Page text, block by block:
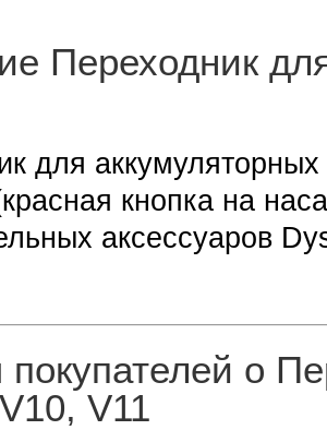
Переходник
для
кнопка на
аксессуаров
о
V11